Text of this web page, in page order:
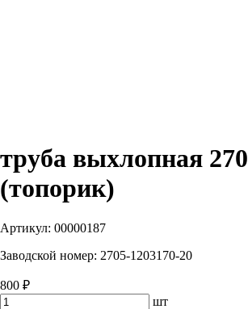
труба выхлопная
(топорик)
Артикул: 00000187
Заводской номер: 2705-1203170-20
800 ₽
шт